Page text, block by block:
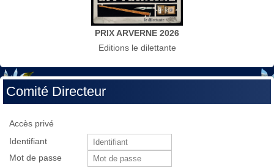
PRIX ARVERNE 2026
Editions le dilettante
Comité Directeur
Accès privé
Identifiant
Mot de passe